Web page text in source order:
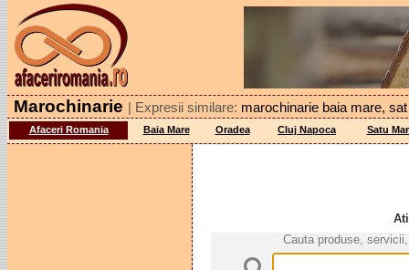
Marochinarie | Expresii similare: marochinarie baia mare,
Afaceri Romania Baia Mare Oradea Cluj Napoca Satu
Cauta produse,